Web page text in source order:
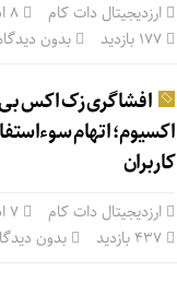
ارزدیجیتال دات کام
بدون
افشاگری زک اکس
اکسیوم؛ اتهام
کاربران
ارزدیجیتال دات کام
بدون